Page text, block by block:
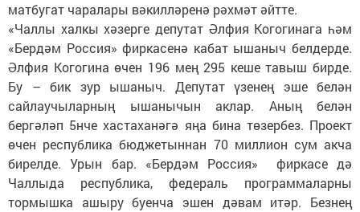
матбугат чаралары вәкилләренә рәхмәт әйтте.
«Чаллы халкы хәзерге депутат Әлфия Когогинага һәм
«Бердәм Россия» фиркасенә кабат ышаныч белдерде.
Әлфия Когогина өчен 196 мең 295 кеше тавыш бирде.
Бу – бик зур ышаныч. Депутат үзенең эше белән
сайлаучыларның ышанычын аклар. Аның белән
бергәләп 5нче хастаханәгә яңа бина төзербез. Проект
өчен республика бюджетыннан 70 миллион сум акча
бирелде. Урын бар. «Бердәм Россия» фиркасе дә
Чаллыда республика, федераль программаларны
тормышка ашыру буенча эшен дәвам итәр. Безнең